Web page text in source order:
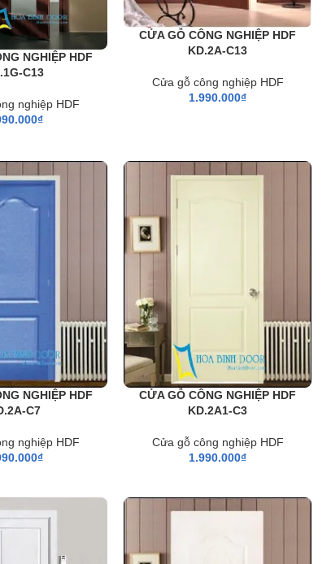
NGHIỆP HDF
C13
nghiệp HDF
₫
CỬA GỖ CÔNG NGHIỆP HDF
KD.2A-C13
Cửa gỗ công nghiệp HDF
1.990.000₫
NGHIỆP HDF
C7
nghiệp HDF
₫
CỬA GỖ CÔNG NGHIỆP HDF
KD.2A1-C3
Cửa gỗ công nghiệp HDF
1.990.000₫